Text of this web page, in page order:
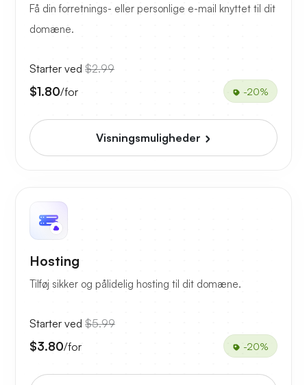
Få din forretnings- eller personlige e-mail knyttet til dit
domæne.
Starter ved $2.99
$1.80/for -20%
Visningsmuligheder
Hosting
Tilføj sikker og pålidelig hosting til dit domæne.
Starter ved $5.99
$3.80/for -20%